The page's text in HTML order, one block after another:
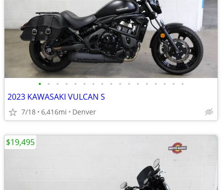
• • • • • • • • • • • • • • • • •
2023 KAWASAKI VULCAN S
7/18 6,416mi Denver
$19,495